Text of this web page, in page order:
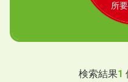
所
検索結果1